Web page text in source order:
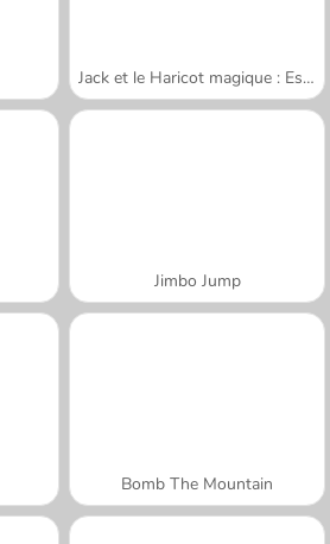
Jack et le Haricot magique : Escalade
Jimbo Jump
Bomb The Mountain